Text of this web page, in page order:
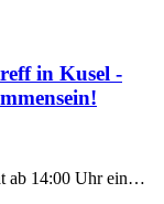
in Kusel -
ab 14:00 Uhr ein…